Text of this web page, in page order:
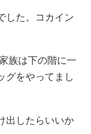
トガル語
ェーデン語
語（繁体字）
ール語
した。コカイン
族は下の階に一
グをやってまし
出したらいいか